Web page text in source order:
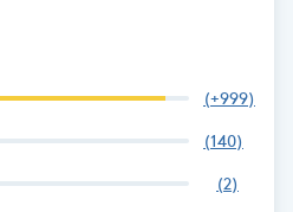
(+999)
(140)
(2)